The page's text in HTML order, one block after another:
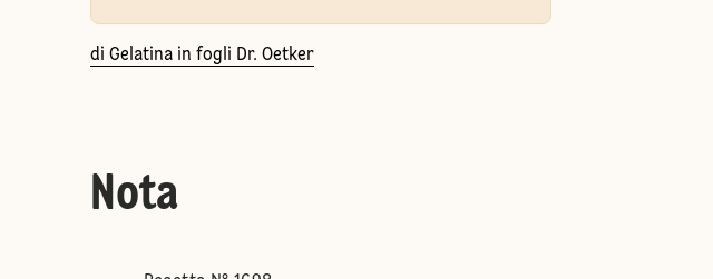
di Gelatina in fogli Dr. Oetker
Nota